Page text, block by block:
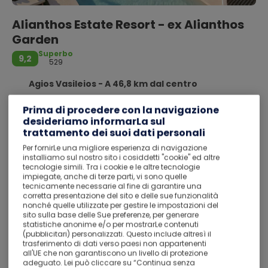
Alianthos Estate Resort - ex Alianthos
Garden
9,2
Superbo
529
Agios Vasileios - A 46,8 km dal centro
Main Street, Plakias, Agios Vasileios 74060
Double Room - Classic
Alianthos Estate Resort - ex Alianthos Garden di Agios
Vasileios si trova a soli 1 minuti di auto da Spiaggia di
Plakias e 12 minuti da Gole di Kourtaliotiko. Questo hotel
per famiglie dista 10,4 km da Spiaggia di Preveli e 11,4 km
da Monastero di Preveli.
Rilassati in una delle 2 piscine all'aperto e scegli tra i servizi
ricreativi disponibili, che includono una palestra. Questo
hotel dispone, inoltre, di il Wi-Fi gratuito, una TV nelle aree
comuni e informazioni per tour in bici.
Ulteriori informazioni
Prima di procedere con la navigazione
desideriamo informarLa sul
trattamento dei suoi dati personali
Per fornirLe una migliore esperienza di navigazione
installiamo sul nostro sito i cosiddetti "cookie" ed altre
tecnologie simili. Tra i cookie e le altre tecnologie
impiegate, anche di terze parti, vi sono quelle
tecnicamente necessarie al fine di garantire una
corretta presentazione del sito e delle sue funzionalità
nonché quelle utilizzate per gestire le impostazioni del
sito sulla base delle Sue preferenze, per generare
statistiche anonime e/o per mostrarLe contenuti
(pubblicitari) personalizzati. Questo include altresì il
trasferimento di dati verso paesi non appartenenti
all'UE che non garantiscono un livello di protezione
adeguato. Lei può cliccare su “Continua senza